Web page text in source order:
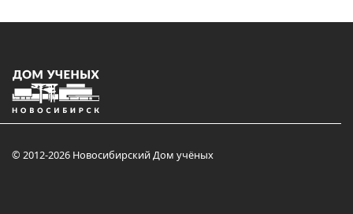
© 2012-2026 Новосибирский Дом учёных